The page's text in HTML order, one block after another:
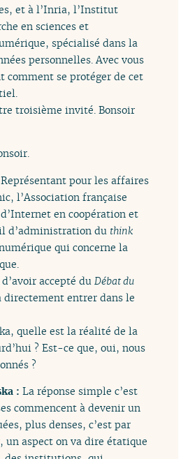
et à l’Inria, l’Institut
en sciences et
spécialisé dans la
personnelles. Avec vous
comment se protéger de cet
troisième invité. Bonsoir
Représentant pour les affaires
l’Association française
en coopération et
d’administration du think
qui concerne la
accepté du Débat du
directement entrer dans le
quelle est la réalité de la
? Est-ce que, oui, nous
?
:La réponse simple c’est
commencent à devenir un
plus denses, c’est par
un aspect on va dire étatique